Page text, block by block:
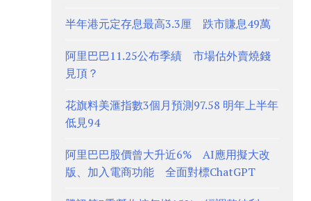
半年港元定存息最高3.3厘 跌市賺息49萬
阿里巴巴11.25公布季績 市場估外賣燒錢
見頂？
花旗料美滙指數3個月預測97.58 明年上半年
低見94
阿里巴巴股價曾大升近6% AI應用擬大改
版、加入電商功能 全面對標ChatGPT